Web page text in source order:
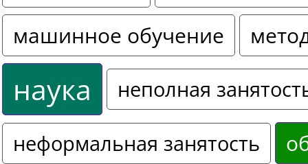
машинное обучение
наука
неполная
неформальная занятость